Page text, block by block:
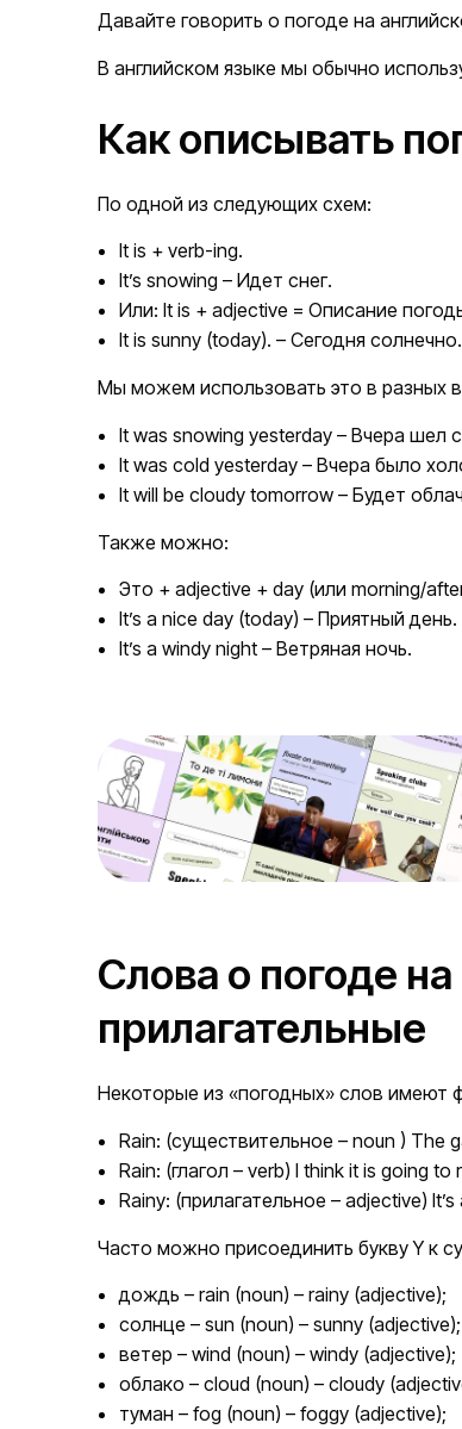
Давайте говорить о погоде на
В английском языке мы обычно
Как описывать
По одной из следующих схем:
It is + verb-ing.
It’s snowing – Идет снег.
Или: It is + adjective = Описание
It is sunny (today). – Сегодня солнечно.
Мы можем использовать это в разных
It was snowing yesterday – Вчера шел
It was cold yesterday – Вчера было
It will be cloudy tomorrow – Будет
Также можно:
Это + adjective + day (или morning/
It’s a nice day (today) – Приятный день.
It’s a windy night – Ветряная ночь.
Слова о погоде
прилагательные
Некоторые из «погодных» слов имеют
Rain: (существительное – noun ) The
Rain: (глагол – verb) I think it is going to
Rainy: (прилагательное – adjective) It’s
Часто можно присоединить букву Y к
дождь – rain (noun) – rainy (adjective);
солнце – sun (noun) – sunny (adjective);
ветер – wind (noun) – windy (adjective);
облако – cloud (noun) – cloudy
туман – fog (noun) – foggy (adjective);